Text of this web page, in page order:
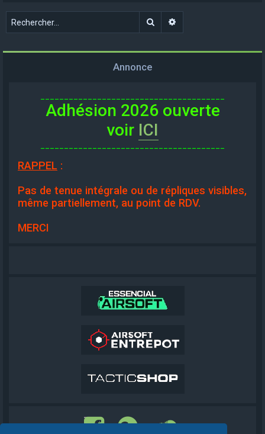
Rechercher
Annonce
Adhésion 2026 ouverte
voir ICI
RAPPEL :
Pas de tenue intégrale ou de répliques visibles,
même partiellement, au point de RDV.
MERCI